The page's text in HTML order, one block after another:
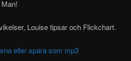
Louise tipsar och Flickchart.
eller spara som mp3